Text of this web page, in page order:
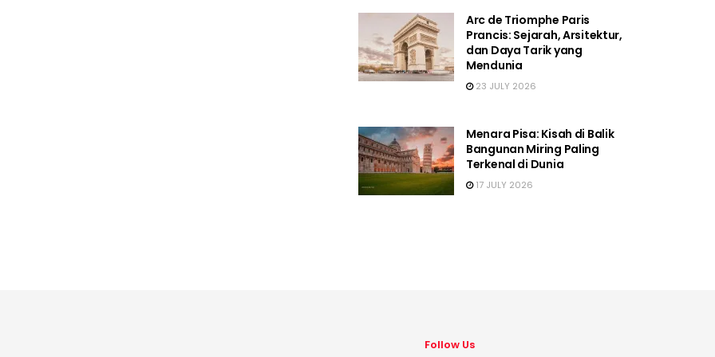
Arc de Triomphe Paris
Prancis: Sejarah, Arsitektur,
dan Daya Tarik yang
Mendunia
23 JULY 2026
Menara Pisa: Kisah di Balik
Bangunan Miring Paling
Terkenal di Dunia
17 JULY 2026
Follow Us